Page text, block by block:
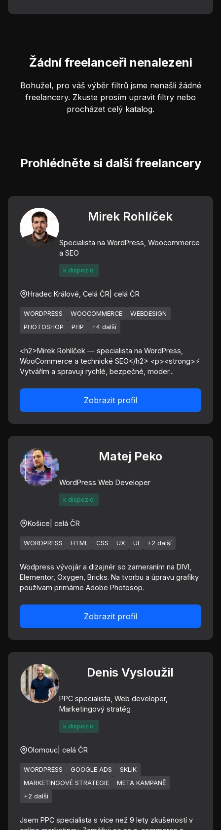
Žádní freelanceři nenalezeni
Bohužel, pro váš výběr filtrů jsme nenašli žádné
freelancery. Zkuste prosím upravit filtry nebo
procházet celý katalog.
Prohlédněte si další freelancery
Mirek Rohlíček
Specialista na WordPress, Woocommerce
a SEO
k dispozici
Hradec Králové, Celá ČR | celá ČR
WORDPRESS WOOCOMMERCE
WEBDESIGN
PHOTOSHOP
PHP +4 další
<h2>Mirek Rohlíček — specialista na WordPress,
WooCommerce a technické SEO</h2> <p><strong>⚡
Vytvářím a spravuji rychlé, bezpečné, moder...
Zobrazit profil
Matej Peko
WordPress Web Developer
k dispozici
Košice | celá ČR
WORDPRESS HTML CSS UX UI +2 další
Wodpress vývojár a dizajnér so zameraním na DIVI,
Elementor, Oxygen, Bricks. Na tvorbu a úpravu grafiky
používam primárne Adobe Photosop.
Zobrazit profil
Denis Vysloužil
PPC specialista, Web developer,
Marketingový stratég
k dispozici
Olomouc | celá ČR
WORDPRESS GOOGLE ADS
SKLIK
MARKETINGOVÉ STRATEGIE
META KAMPANĚ
+2 další
Jsem PPC specialista s více než 9 lety zkušeností v